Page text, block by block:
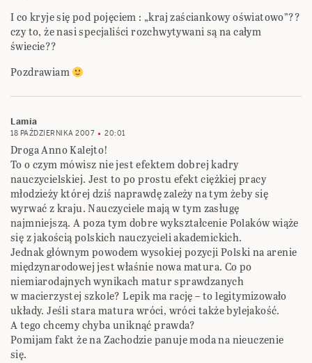
I co kryje się pod pojęciem : „kraj zaściankowy oświatowo”??
czy to, że nasi specjaliści rozchwytywani są na całym
świecie??
Pozdrawiam
Lamia
18 PAŹDZIERNIKA 2007 20:01
Droga Anno Kalejto!
To o czym mówisz nie jest efektem dobrej kadry
nauczycielskiej. Jest to po prostu efekt ciężkiej pracy
młodzieży której dziś naprawdę zależy na tym żeby się
wyrwać z kraju. Nauczyciele mają w tym zasługę
najmniejszą. A poza tym dobre wykształcenie Polaków wiąże
się z jakością polskich nauczycieli akademickich.
Jednak głównym powodem wysokiej pozycji Polski na arenie
międzynarodowej jest właśnie nowa matura. Co po
niemiarodajnych wynikach matur sprawdzanych
w macierzystej szkole? Lepik ma rację – to legitymizowało
układy. Jeśli stara matura wróci, wróci także bylejakość.
A tego chcemy chyba uniknąć prawda?
Pomijam fakt że na Zachodzie panuje moda na nieuczenie
się.